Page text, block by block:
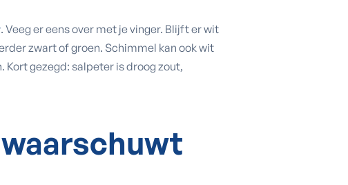
. Veeg er eens over met je vinger. Blijft er wit
zwart of groen. Schimmel kan ook wit
Kort gezegd: salpeter is droog zout,